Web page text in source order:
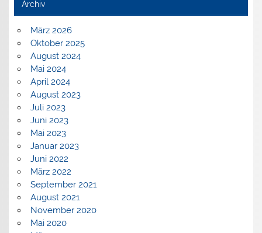
Archiv
März 2026
Oktober 2025
August 2024
Mai 2024
April 2024
August 2023
Juli 2023
Juni 2023
Mai 2023
Januar 2023
Juni 2022
März 2022
September 2021
August 2021
November 2020
Mai 2020